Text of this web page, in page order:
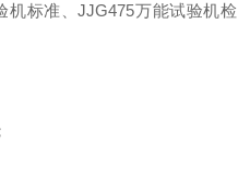
机标准、JJG475万能试验机检